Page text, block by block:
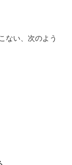
ない、次のよう